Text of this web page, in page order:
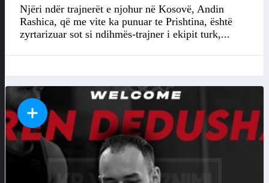
Njëri ndër trajnerët e njohur në Kosovë, Andin
Rashica, që me vite ka punuar te Prishtina, është
zyrtarizuar sot si ndihmës-trajner i ekipit turk,...